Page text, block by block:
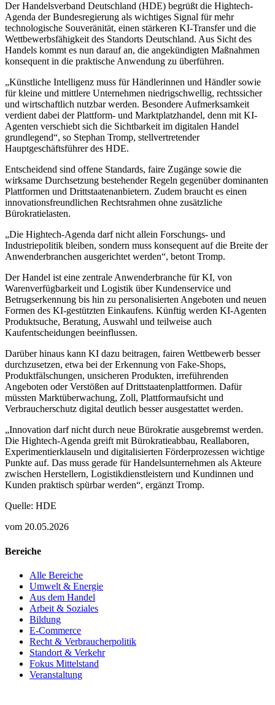
Der Handelsverband Deutschland (HDE) begrüßt die Hightech-
Agenda der Bundesregierung als wichtiges Signal für mehr
technologische Souveränität, einen stärkeren KI-Transfer und die
Wettbewerbsfähigkeit des Standorts Deutschland. Aus Sicht des
Handels kommt es nun darauf an, die angekündigten Maßnahmen
konsequent in die praktische Anwendung zu überführen.
„Künstliche Intelligenz muss für Händlerinnen und Händler sowie
für kleine und mittlere Unternehmen niedrigschwellig, rechtssicher
und wirtschaftlich nutzbar werden. Besondere Aufmerksamkeit
verdient dabei der Plattform- und Marktplatzhandel, denn mit KI-
Agenten verschiebt sich die Sichtbarkeit im digitalen Handel
grundlegend“, so Stephan Tromp, stellvertretender
Hauptgeschäftsführer des HDE.
Entscheidend sind offene Standards, faire Zugänge sowie die
wirksame Durchsetzung bestehender Regeln gegenüber dominanten
Plattformen und Drittstaatenanbietern. Zudem braucht es einen
innovationsfreundlichen Rechtsrahmen ohne zusätzliche
Bürokratielasten.
„Die Hightech-Agenda darf nicht allein Forschungs- und
Industriepolitik bleiben, sondern muss konsequent auf die Breite der
Anwenderbranchen ausgerichtet werden“, betont Tromp.
Der Handel ist eine zentrale Anwenderbranche für KI, von
Warenverfügbarkeit und Logistik über Kundenservice und
Betrugserkennung bis hin zu personalisierten Angeboten und neuen
Formen des KI-gestützten Einkaufens. Künftig werden KI-Agenten
Produktsuche, Beratung, Auswahl und teilweise auch
Kaufentscheidungen beeinflussen.
Darüber hinaus kann KI dazu beitragen, fairen Wettbewerb besser
durchzusetzen, etwa bei der Erkennung von Fake-Shops,
Produktfälschungen, unsicheren Produkten, irreführenden
Angeboten oder Verstößen auf Drittstaatenplattformen. Dafür
müssten Marktüberwachung, Zoll, Plattformaufsicht und
Verbraucherschutz digital deutlich besser ausgestattet werden.
„Innovation darf nicht durch neue Bürokratie ausgebremst werden.
Die Hightech-Agenda greift mit Bürokratieabbau, Reallaboren,
Experimentierklauseln und digitalisierten Förderprozessen wichtige
Punkte auf. Das muss gerade für Handelsunternehmen als Akteure
zwischen Herstellern, Logistikdienstleistern und Kundinnen und
Kunden praktisch spürbar werden“, ergänzt Tromp.
Quelle: HDE
vom 20.05.2026
Bereiche
Alle Bereiche
Umwelt & Energie
Aus dem Handel
Arbeit & Soziales
Bildung
E-Commerce
Recht & Verbraucherpolitik
Standort & Verkehr
Fokus Mittelstand
Veranstaltung